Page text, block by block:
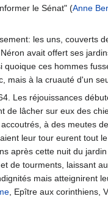
le Sénat" (Anne
les uns, couverts
avait offert ses
quoique ces hommes
mais à la cruauté d'un
Les réjouissances
de lâcher sur eux des
à des meutes
leur tour eurent tout
après cette nuit du
de tourments, laissant
mais atteignirent
, Epître aux corinthiens,